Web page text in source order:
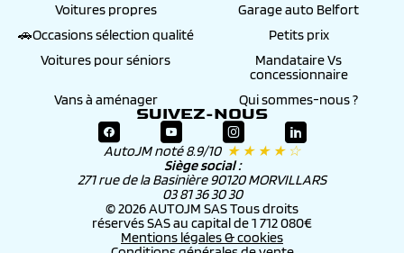
Voitures propres
Garage auto Belfort
🚗Occasions sélection qualité
Petits prix
Voitures pour séniors
Mandataire Vs
concessionnaire
Vans à aménager
Qui sommes-nous ?
SUIVEZ-NOUS
AutoJM noté 8.9/10 ★ ★ ★ ★ ☆
Siège social :
271 rue de la Basinière 90120 MORVILLARS
03 81 36 30 30
© 2026 AUTOJM SAS Tous droits
réservés SAS au capital de 1 712 080€
Mentions légales & cookies